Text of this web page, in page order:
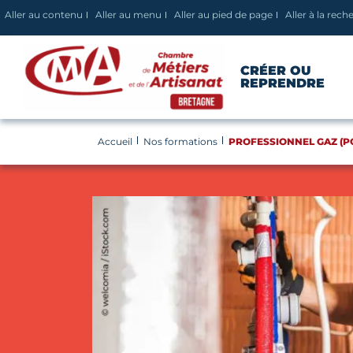
Panneau de gestion des cookies
Aller au contenu Aller au menu Aller au pied de page Aller à la
CRÉER OU
REPRENDRE
Accueil Nos formations PROFESSIONNEL GAZ